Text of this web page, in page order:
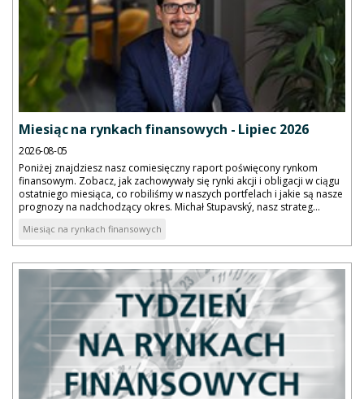
Miesiąc na rynkach finansowych - Lipiec 2026
2026-08-05
Poniżej znajdziesz nasz comiesięczny raport poświęcony rynkom
finansowym. Zobacz, jak zachowywały się rynki akcji i obligacji w ciągu
ostatniego miesiąca, co robiliśmy w naszych portfelach i jakie są nasze
prognozy na nadchodzący okres. Michał Stupavský, nasz strateg...
Miesiąc na rynkach finansowych